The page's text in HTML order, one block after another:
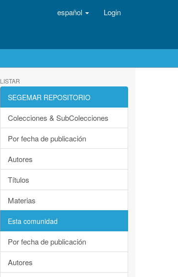
español Login
LISTAR
SEGEMAR REPOSITORIO
Colecciones & SubColecciones
Por fecha de publicación
Autores
Títulos
Materias
Esta comunidad
Por fecha de publicación
Autores